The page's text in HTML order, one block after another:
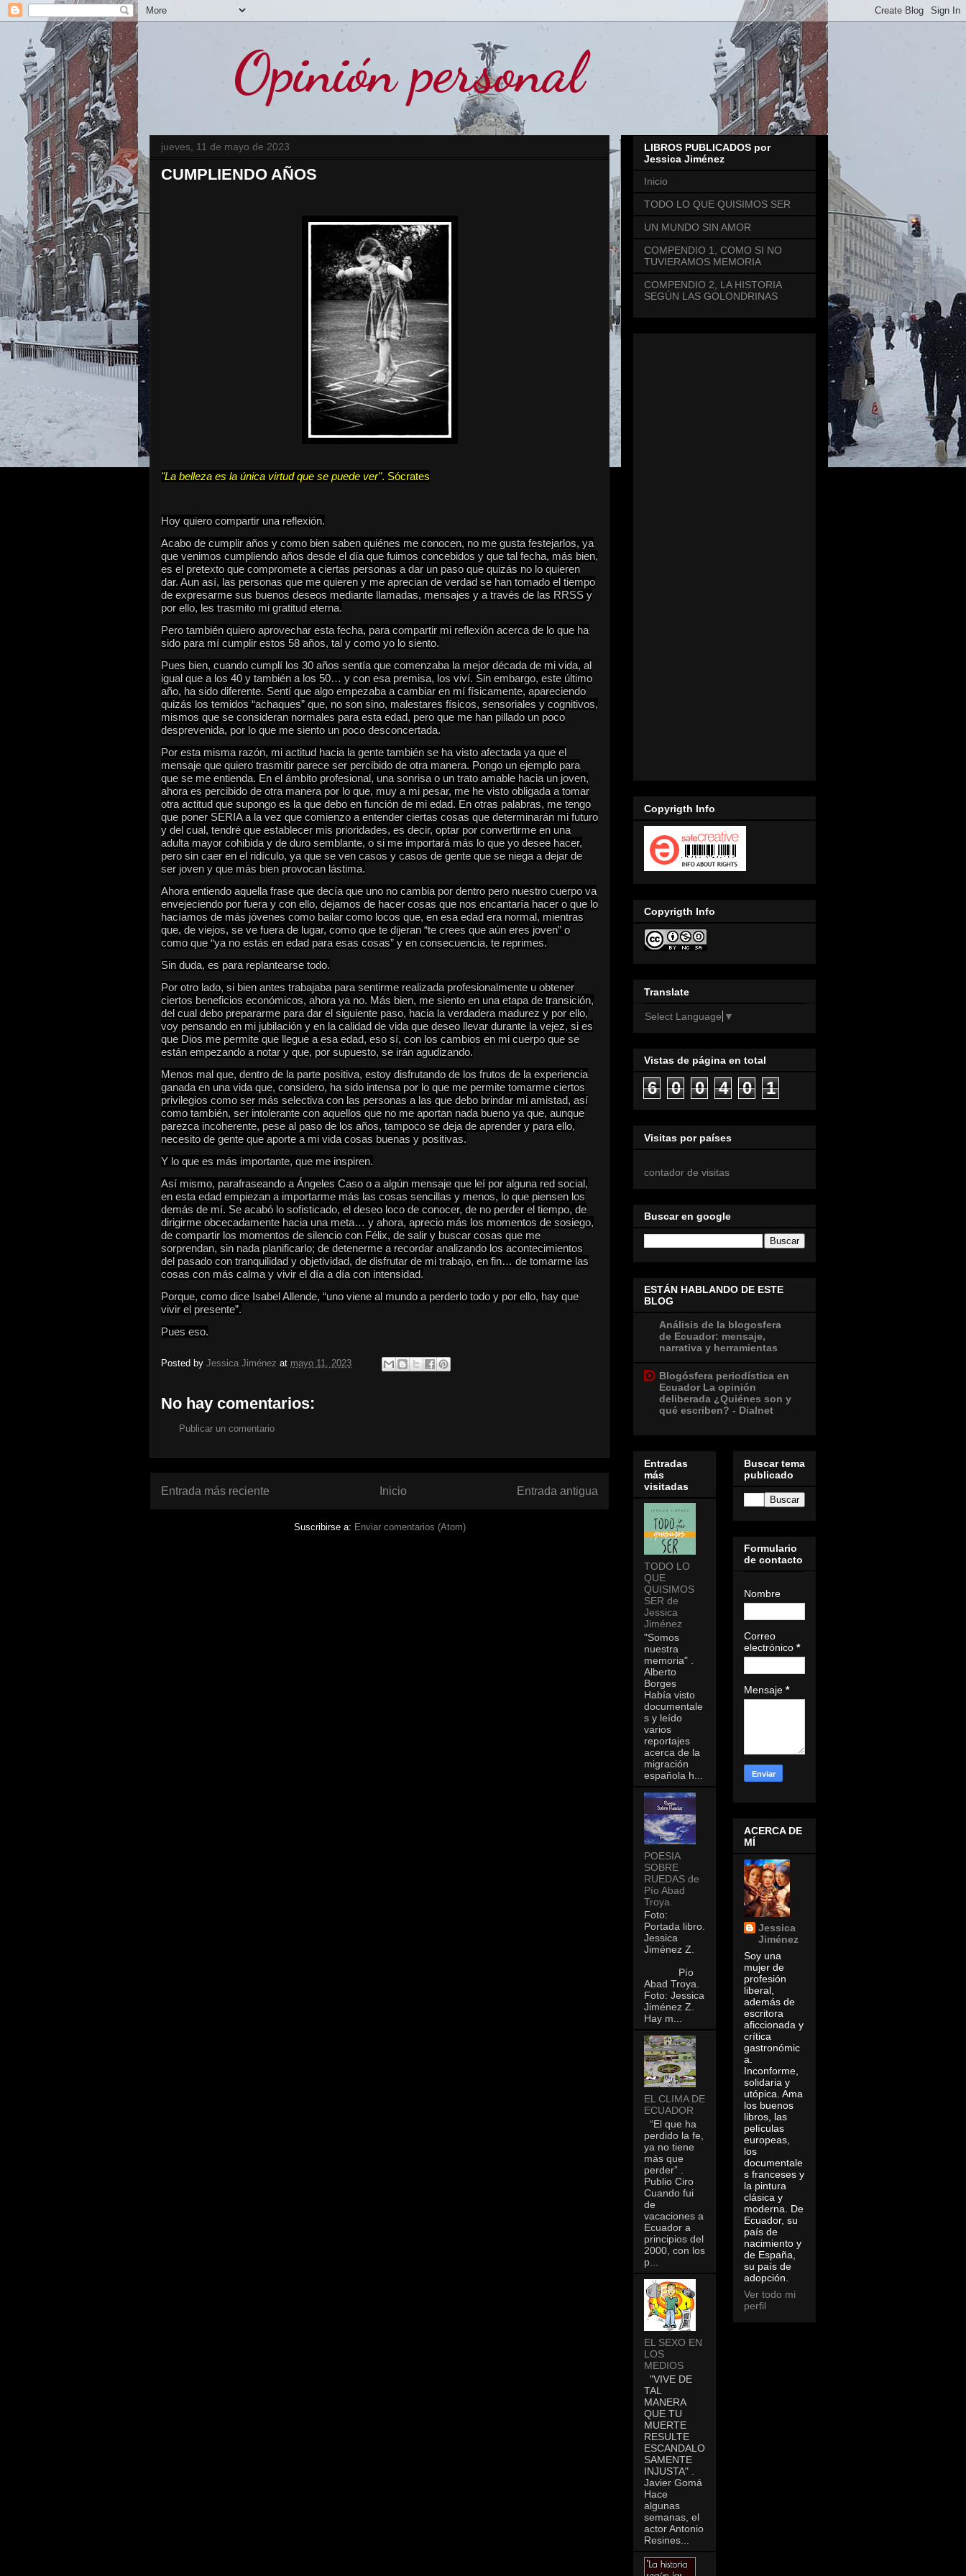
Opinión personal
jueves, 11 de mayo de 2023
CUMPLIENDO AÑOS
"La belleza es la única virtud que se puede ver". Sócrates
Hoy quiero compartir una reflexión.
Acabo de cumplir años y como bien saben quiénes me conocen, no me gusta festejarlos, ya
que venimos cumpliendo años desde el día que fuimos concebidos y que tal fecha, más bien,
es el pretexto que compromete a ciertas personas a dar un paso que quizás no lo quieren
dar. Aun así, las personas que me quieren y me aprecian de verdad se han tomado el tiempo
de expresarme sus buenos deseos mediante llamadas, mensajes y a través de las RRSS y
por ello, les trasmito mi gratitud eterna.
Pero también quiero aprovechar esta fecha, para compartir mi reflexión acerca de lo que ha
sido para mí cumplir estos 58 años, tal y como yo lo siento.
Pues bien, cuando cumplí los 30 años sentía que comenzaba la mejor década de mi vida, al
igual que a los 40 y también a los 50… y con esa premisa, los viví. Sin embargo, este último
año, ha sido diferente. Sentí que algo empezaba a cambiar en mí físicamente, apareciendo
quizás los temidos “achaques” que, no son sino, malestares físicos, sensoriales y cognitivos,
mismos que se consideran normales para esta edad, pero que me han pillado un poco
desprevenida, por lo que me siento un poco desconcertada.
Por esta misma razón, mi actitud hacia la gente también se ha visto afectada ya que el
mensaje que quiero trasmitir parece ser percibido de otra manera. Pongo un ejemplo para
que se me entienda. En el ámbito profesional, una sonrisa o un trato amable hacia un joven,
ahora es percibido de otra manera por lo que, muy a mi pesar, me he visto obligada a tomar
otra actitud que supongo es la que debo en función de mi edad. En otras palabras, me tengo
que poner SERIA a la vez que comienzo a entender ciertas cosas que determinarán mi futuro
y del cual, tendré que establecer mis prioridades, es decir, optar por convertirme en una
adulta mayor cohibida y de duro semblante, o si me importará más lo que yo desee hacer,
pero sin caer en el ridículo, ya que se ven casos y casos de gente que se niega a dejar de
ser joven y que más bien provocan lástima.
Ahora entiendo aquella frase que decía que uno no cambia por dentro pero nuestro cuerpo va
envejeciendo por fuera y con ello, dejamos de hacer cosas que nos encantaría hacer o que lo
hacíamos de más jóvenes como bailar como locos que, en esa edad era normal, mientras
que, de viejos, se ve fuera de lugar, como que te dijeran “te crees que aún eres joven” o
como que “ya no estás en edad para esas cosas” y en consecuencia, te reprimes.
Sin duda, es para replantearse todo.
Por otro lado, si bien antes trabajaba para sentirme realizada profesionalmente u obtener
ciertos beneficios económicos, ahora ya no. Más bien, me siento en una etapa de transición,
del cual debo prepararme para dar el siguiente paso, hacia la verdadera madurez y por ello,
voy pensando en mi jubilación y en la calidad de vida que deseo llevar durante la vejez, si es
que Dios me permite que llegue a esa edad, eso sí, con los cambios en mi cuerpo que se
están empezando a notar y que, por supuesto, se irán agudizando.
Menos mal que, dentro de la parte positiva, estoy disfrutando de los frutos de la experiencia
ganada en una vida que, considero, ha sido intensa por lo que me permite tomarme ciertos
privilegios como ser más selectiva con las personas a las que debo brindar mi amistad, así
como también, ser intolerante con aquellos que no me aportan nada bueno ya que, aunque
parezca incoherente, pese al paso de los años, tampoco se deja de aprender y para ello,
necesito de gente que aporte a mi vida cosas buenas y positivas.
Y lo que es más importante, que me inspiren.
Así mismo, parafraseando a Ángeles Caso o a algún mensaje que leí por alguna red social,
en esta edad empiezan a importarme más las cosas sencillas y menos, lo que piensen los
demás de mí. Se acabó lo sofisticado, el deseo loco de conocer, de no perder el tiempo, de
dirigirme obcecadamente hacia una meta… y ahora, aprecio más los momentos de sosiego,
de compartir los momentos de silencio con Félix, de salir y buscar cosas que me
sorprendan, sin nada planificarlo; de detenerme a recordar analizando los acontecimientos
del pasado con tranquilidad y objetividad, de disfrutar de mi trabajo, en fin… de tomarme las
cosas con más calma y vivir el día a día con intensidad.
Porque, como dice Isabel Allende, “uno viene al mundo a perderlo todo y por ello, hay que
vivir el presente”.
Pues eso.
Posted by Jessica Jiménez at mayo 11, 2023
No hay comentarios:
Publicar un comentario
Entrada más reciente Entrada antigua
Inicio
Suscribirse a: Enviar comentarios (Atom)
LIBROS PUBLICADOS por
Jessica Jiménez
Inicio
TODO LO QUE QUISIMOS SER
UN MUNDO SIN AMOR
COMPENDIO 1, COMO SI NO
TUVIERAMOS MEMORIA
COMPENDIO 2, LA HISTORIA
SEGÚN LAS GOLONDRINAS
Copyrigth Info
Copyrigth Info
Translate
Select Language ▼
Vistas de página en total
6 0 0 4 0 1
Visitas por países
contador de visitas
Buscar en google
ESTÁN HABLANDO DE ESTE
BLOG
Análisis de la blogosfera
de Ecuador: mensaje,
narrativa y herramientas
Blogósfera periodística en
Ecuador La opinión
deliberada ¿Quiénes son y
qué escriben? - Dialnet
Entradas
más
visitadas
TODO LO
QUE
QUISIMOS
SER de
Jessica
Jiménez
"Somos
nuestra
memoria" .
Alberto
Borges
Había visto
documentale
s y leído
varios
reportajes
acerca de la
migración
española h...
POESIA
SOBRE
RUEDAS de
Pío Abad
Troya.
Foto:
Portada libro.
Jessica
Jiménez Z.
Pío
Abad Troya.
Foto: Jessica
Jiménez Z.
Hay m...
EL CLIMA DE
ECUADOR
“El que ha
perdido la fe,
ya no tiene
más que
perder” .
Publio Ciro
Cuando fui
de
vacaciones a
Ecuador a
principios del
2000, con los
p...
EL SEXO EN
LOS
MEDIOS
"VIVE DE
TAL
MANERA
QUE TU
MUERTE
RESULTE
ESCANDALO
SAMENTE
INJUSTA" .
Javier Gomá
Hace
algunas
semanas, el
actor Antonio
Resines...
Buscar tema
publicado
Formulario
de contacto
Nombre
Correo
electrónico *
Mensaje *
ACERCA DE
MÍ
Jessica
Jiménez
Soy una
mujer de
profesión
liberal,
además de
escritora
aficcionada y
crítica
gastronómic
a.
Inconforme,
solidaria y
utópica. Ama
los buenos
libros, las
películas
europeas,
los
documentale
s franceses y
la pintura
clásica y
moderna. De
Ecuador, su
país de
nacimiento y
de España,
su país de
adopción.
Ver todo mi
perfil